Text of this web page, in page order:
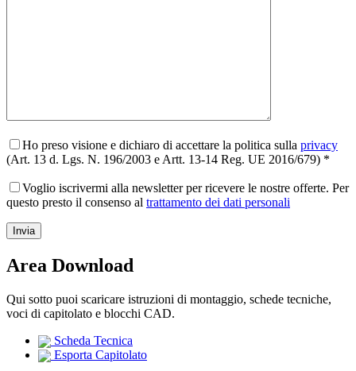
Ho preso visione e dichiaro di accettare la politica sulla privacy
(Art. 13 d. Lgs. N. 196/2003 e Artt. 13-14 Reg. UE 2016/679) *
Voglio iscrivermi alla newsletter per ricevere le nostre offerte. Per
questo presto il consenso al trattamento dei dati personali
Area Download
Qui sotto puoi scaricare istruzioni di montaggio, schede tecniche,
voci di capitolato e blocchi CAD.
Scheda Tecnica
Esporta Capitolato